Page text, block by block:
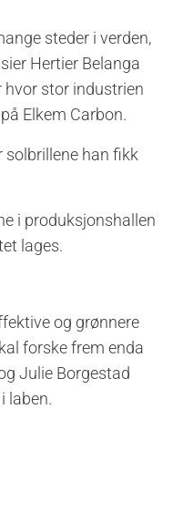
steder i verden,
Hertier Belanga
hvor stor industrien
Elkem Carbon.
han fikk
i produksjonshallen
lages.
og grønnere
forske frem enda
Julie Borgestad
laben.